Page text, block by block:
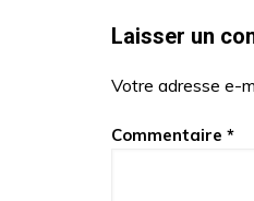
Laisser un
Votre adresse e-
Commentaire *